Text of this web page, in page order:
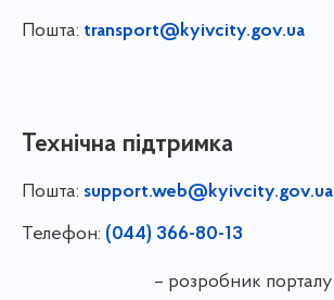
Пошта: transport@kyivcity.gov.ua
Технічна підтримка
Пошта: support.web@kyivcity.gov.ua
Телефон: (044) 366-80-13
– розробник порталу